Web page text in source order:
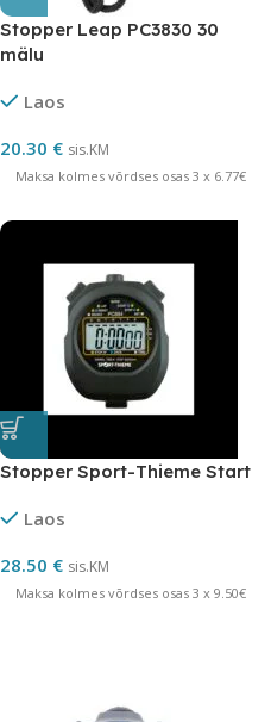
Stopper Leap PC3830 30
mälu
Laos
20.30 € sis.KM
Maksa kolmes võrdses osas 3 x 6.77€
Stopper Sport-Thieme Start
Laos
28.50 € sis.KM
Maksa kolmes võrdses osas 3 x 9.50€